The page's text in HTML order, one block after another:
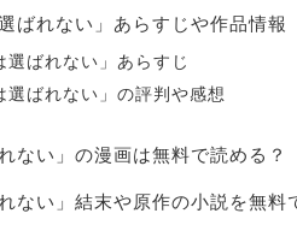
ばれない」あらすじや作品情報
選ばれない」あらすじ
選ばれない」の評判や感想
ない」の漫画は無料で読める？
れない」結末や原作の小説を無料